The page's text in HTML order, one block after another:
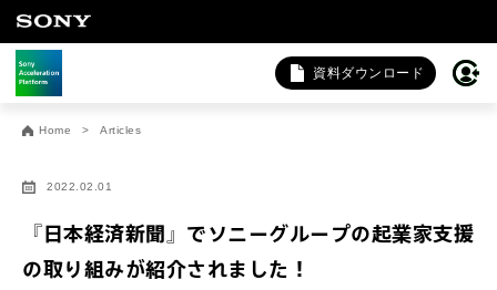
資料ダウンロード
Home Articles
2022.02.01
『日本経済新聞』でソニーグループの起業家支援
の取り組みが紹介されました！
お問い合わせ
法人向けサービスに関するご相談・お問い合わせは以下のボタ
法人お問い合わせ